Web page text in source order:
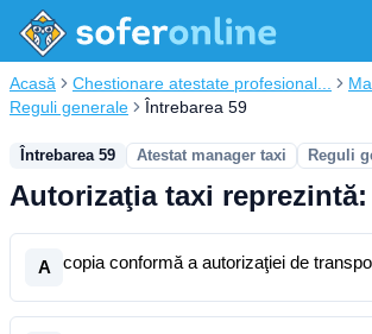
Acasă Chestionare atestate profesional...
Reguli generale
Întrebarea 59
Întrebarea 59 Atestat manager taxi Reguli
Autorizaţia taxi reprezintă:
A copia conformă a autorizaţiei de